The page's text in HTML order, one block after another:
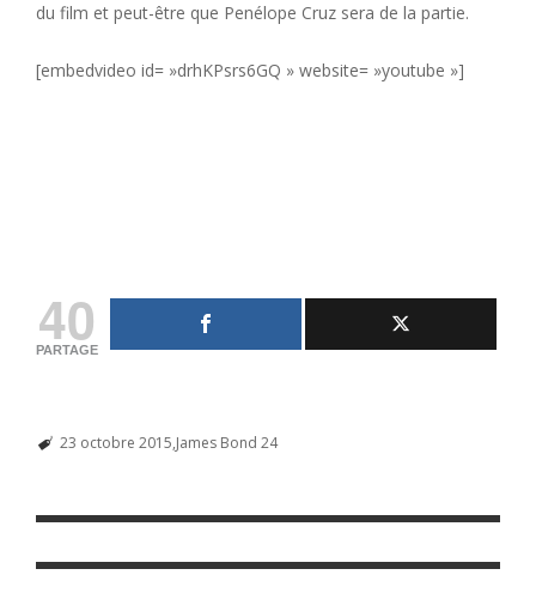
du film et peut-être que Penélope Cruz sera de la partie.
[embedvideo id= »drhKPsrs6GQ » website= »youtube »]
40
PARTAGE
23 octobre 2015 James Bond 24